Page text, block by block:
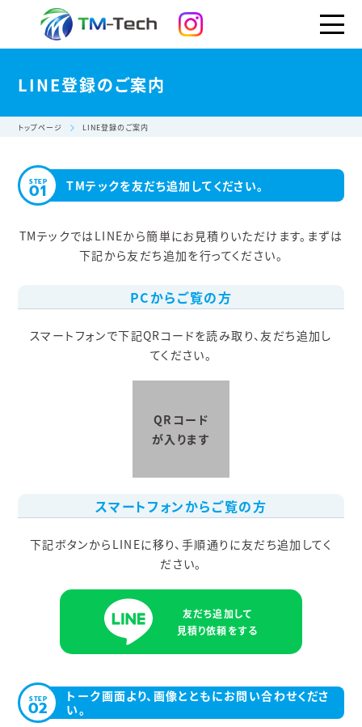
LINE登録のご案内
トップページ LINE登録のご案内
STEP
01 TMテックを友だち追加してください。
TMテックではLINEから簡単にお見積りいただけます。 まずは
下記から友だち追加を行ってください。
PCからご覧の方
スマートフォンで下記QRコードを読み取り、友だち追加し
てください。
QRコード
が入ります
スマートフォンからご覧の方
下記ボタンからLINEに移り、手順通りに友だち追加してく
ださい。
友だち追加して
見積り依頼をする
STEP
02
トーク画面より、画像とともにお問い合わせくださ
い。